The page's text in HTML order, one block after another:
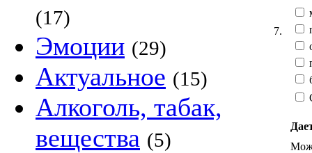
(17)
Эмоции (29)
Актуальное (15)
Алкоголь, табак,
вещества (5)
7.